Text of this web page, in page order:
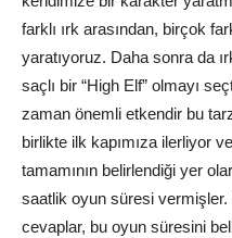
farklı ırk arasından, birçok
yaratıyoruz. Daha sonra da
saçlı bir “High Elf” olmayı
zaman önemli etkendir bu
birlikte ilk kapımıza ilerliyor
tamamının belirlendiği yer
saatlik oyun süresi
cevaplar, bu oyun süresini